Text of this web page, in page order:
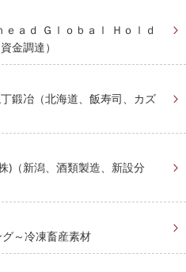
ａｄ Ｇｌｏｂａｌ Ｈｏｌｄ
金調達）
鍛冶（北海道、飯寿司、カズ
)（新潟、酒類製造、新設分
～冷凍畜産素材